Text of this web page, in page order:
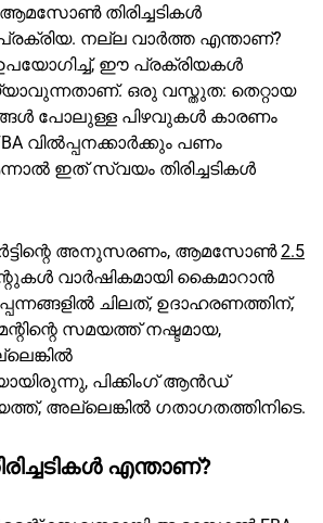
തിരിച്ചടികൾ
നല്ല വാർത്ത എന്താണ്?
ഈ പ്രക്രിയകൾ
ഒരു വസ്തുത: തെറ്റായ
പോലുള്ള പിഴവുകൾ കാരണം
വിൽപ്പനക്കാർക്കും പണം
ഇത് സ്വയം തിരിച്ചടികൾ
അനുസരണം, ആമസോൺ2.5
വാർഷികമായി കൈമാറാൻ
ചിലത്, ഉദാഹരണത്തിന്,
സമയത്ത് നഷ്ടമായ,
പിക്കിംഗ് ആൻഡ്
അല്ലെങ്കിൽ ഗതാഗതത്തിനിടെ.
എന്താണ്?